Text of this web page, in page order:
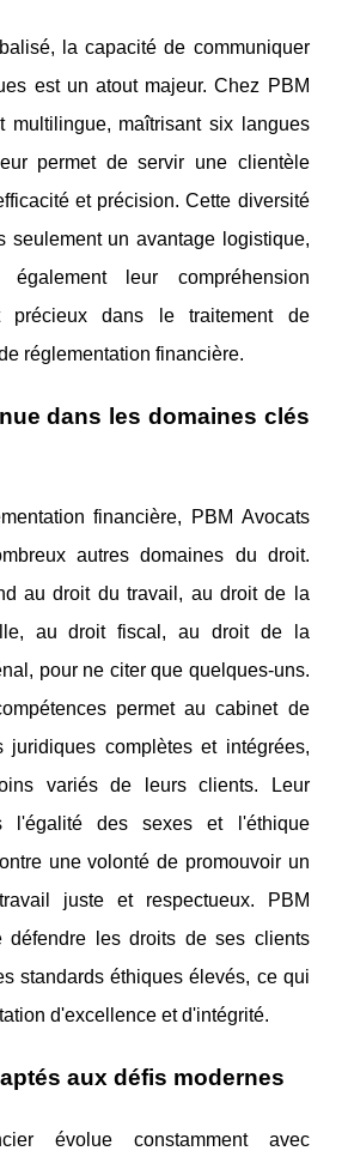
la capacité de communiquer
est un atout majeur. Chez PBM
multilingue, maîtrisant six langues
permet de servir une clientèle
et précision. Cette diversité
seulement un avantage logistique,
leur compréhension
précieux dans le traitement de
réglementation financière.
dans les domaines clés
financière, PBM Avocats
autres domaines du droit.
au droit du travail, au droit de la
au droit fiscal, au droit de la
pour ne citer que quelques-uns.
permet au cabinet de
juridiques complètes et intégrées,
variés de leurs clients. Leur
l'égalité des sexes et l'éthique
une volonté de promouvoir un
juste et respectueux. PBM
défendre les droits de ses clients
standards éthiques élevés, ce qui
d'excellence et d'intégrité.
aux défis modernes
évolue constamment avec